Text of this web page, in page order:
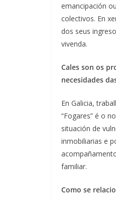
emancipación
colectivos. En
dos seus
vivenda.
Cales son os
necesidades
En Galicia,
“Fogares” é o
situación de
inmobiliarias e
familiar.
Como se